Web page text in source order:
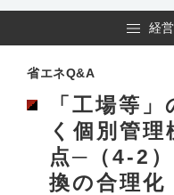
経
省エネQ&A
「工場等
く個別管
点─（4-2
換の合理化